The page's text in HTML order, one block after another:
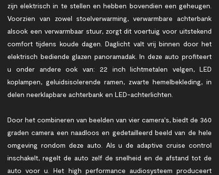
zijn elektrisch in te stellen en hebben bovendien een geheugen.
Voorzien van zowel stoelverwarming, verwarmbare achterbank
alsook een verwarmbaar stuur, zorgt dit voertuig voor uitstekend
comfort tijdens koude dagen. Daglicht valt vrij binnen door het
elektrisch bediende glazen panoramadak. In deze auto profiteert
u onder andere ook van: 22 inch lichtmetalen velgen, LED
koplampen, geluidsisolerende ramen, zwarte hemelbekleding, in
delen neerklapbare achterbank en LED-achterlichten.
Door het combineren van beelden van vier camera's, biedt de 360
graden camera een naadloos en gedetailleerd beeld van de hele
omgeving rondom deze auto. Als u de adaptive cruise control
inschakelt, regelt de auto zelf de snelheid en de afstand tot de
auto voor u. Het high performance audiosysteem produceert